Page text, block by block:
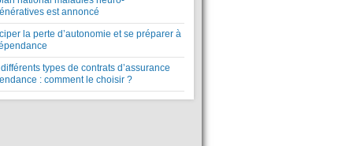
est annoncé
la perte d’autonomie et se préparer à
types de contrats d’assurance
: comment le choisir ?